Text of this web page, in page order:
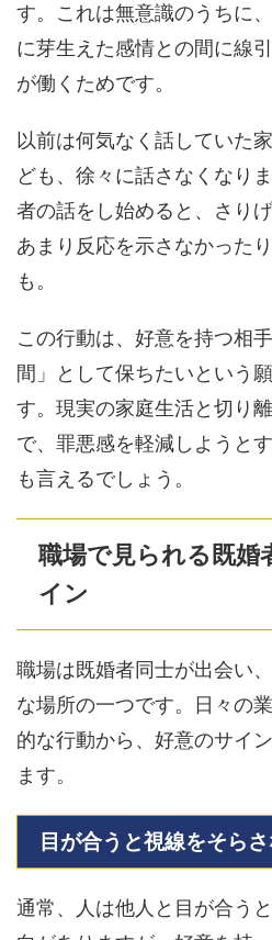
す。これは無意識のうちに
に芽生えた感情との間に線
が働くためです。
以前は何気なく話していた
ども、徐々に話さなくなり
者の話をし始めると、さり
あまり反応を示さなかった
も。
この行動は、好意を持つ相
間」として保ちたいという
す。現実の家庭生活と切り
で、罪悪感を軽減しようと
も言えるでしょう。
職場で見られる既婚
イン
職場は既婚者同士が出会い
な場所の一つです。日々の
的な行動から、好意のサイ
ます。
目が合うと視線をそら
通常、人は他人と目が合う